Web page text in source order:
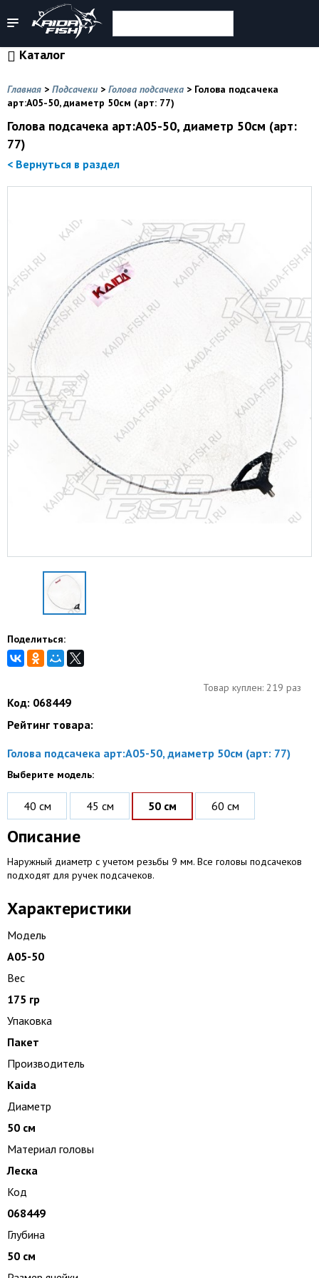
Каталог
Главная > Подсачеки > Голова подсачека > Голова подсачека
арт:А05-50, диаметр 50см (арт: 77)
Голова подсачека арт:А05-50, диаметр 50см (арт:
77)
< Вернуться в раздел
Поделиться:
Товар куплен: 219 раз
Код: 068449
Рейтинг товара:
Голова подсачека арт:А05-50, диаметр 50см (арт: 77)
Выберите модель:
40 см 45 см 50 см 60 см
Описание
Наружный диаметр с учетом резьбы 9 мм. Все головы подсачеков
подходят для ручек подсачеков.
Характеристики
Модель
А05-50
Вес
175 гр
Упаковка
Пакет
Производитель
Kaida
Диаметр
50 см
Материал головы
Леска
Код
068449
Глубина
50 см